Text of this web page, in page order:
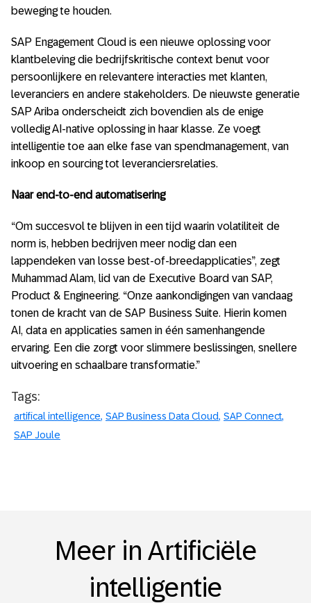
beweging te houden.
SAP Engagement Cloud is een nieuwe oplossing voor
klantbeleving die bedrijfskritische context benut voor
persoonlijkere en relevantere interacties met klanten,
leveranciers en andere stakeholders. De nieuwste generatie
SAP Ariba onderscheidt zich bovendien als de enige
volledig AI-native oplossing in haar klasse. Ze voegt
intelligentie toe aan elke fase van spendmanagement, van
inkoop en sourcing tot leveranciersrelaties.
Naar end-to-end automatisering
“Om succesvol te blijven in een tijd waarin volatiliteit de
norm is, hebben bedrijven meer nodig dan een
lappendeken van losse best-of-breedapplicaties”, zegt
Muhammad Alam, lid van de Executive Board van SAP,
Product & Engineering. “Onze aankondigingen van vandaag
tonen de kracht van de SAP Business Suite. Hierin komen
AI, data en applicaties samen in één samenhangende
ervaring. Een die zorgt voor slimmere beslissingen, snellere
uitvoering en schaalbare transformatie.”
Tags:
artifical intelligence SAP Business Data Cloud SAP Connect
SAP Joule
Meer in Artificiële
intelligentie